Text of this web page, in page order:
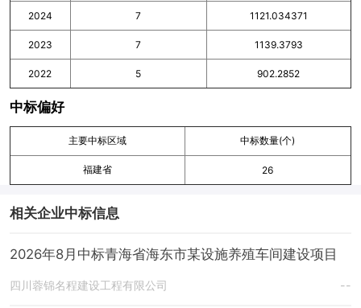
2024 7 1121.034371
2023 7 1139.3793
2022 5 902.2852
中标偏好
主要中标区域 中标数量(个)
福建省 26
相关企业中标信息
2026年8月中标青海省海东市某设施养殖车间建设项目
四川蓉锦名程建设工程有限公司 --